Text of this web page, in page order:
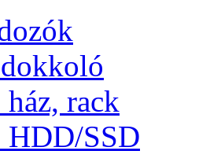
rack
HDD/SSD